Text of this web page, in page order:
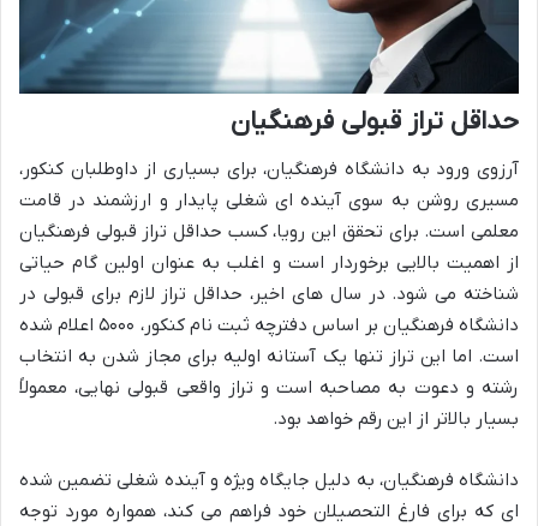
حداقل تراز قبولی فرهنگیان
آرزوی ورود به دانشگاه فرهنگیان، برای بسیاری از داوطلبان کنکور،
مسیری روشن به سوی آینده ای شغلی پایدار و ارزشمند در قامت
معلمی است. برای تحقق این رویا، کسب حداقل تراز قبولی فرهنگیان
از اهمیت بالایی برخوردار است و اغلب به عنوان اولین گام حیاتی
شناخته می شود. در سال های اخیر، حداقل تراز لازم برای قبولی در
دانشگاه فرهنگیان بر اساس دفترچه ثبت نام کنکور، ۵۰۰۰ اعلام شده
است. اما این تراز تنها یک آستانه اولیه برای مجاز شدن به انتخاب
رشته و دعوت به مصاحبه است و تراز واقعی قبولی نهایی، معمولاً
بسیار بالاتر از این رقم خواهد بود.
دانشگاه فرهنگیان، به دلیل جایگاه ویژه و آینده شغلی تضمین شده
ای که برای فارغ التحصیلان خود فراهم می کند، همواره مورد توجه